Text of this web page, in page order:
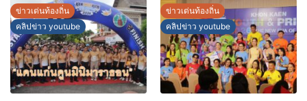
ประกอบการคุณภาพ ยกระดับ
มาตรฐาน สร้างความเชื่อมั่นให้ผู้
บริโภค
บริหารงานบนฐานข้อมูลที่
แม่นยำและยั่งยืน
ข่าวเด่นท้องถิ่น
คลิปข่าว youtube
ข่าวเด่นท้องถิ่น
คลิปข่าว youtube